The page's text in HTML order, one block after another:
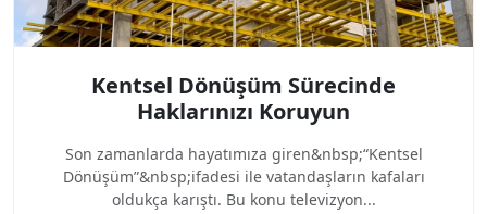
Kentsel Dönüşüm Sürecinde
Haklarınızı Koruyun
Son zamanlarda hayatımıza giren&nbsp;“Kentsel
Dönüşüm”&nbsp;ifadesi ile vatandaşların kafaları
oldukça karıştı. Bu konu televizyon...